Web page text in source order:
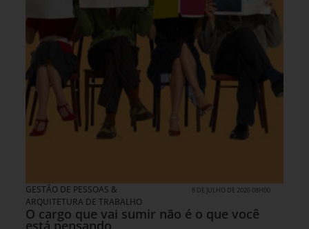
GESTÃO DE PESSOAS &
ARQUITETURA DE TRABALHO
8 DE JULHO DE 2026 08H00
O cargo que vai sumir não é o que você